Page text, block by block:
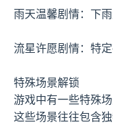
雨天温馨剧情：下
流星许愿剧情：特
特殊场景解锁
游戏中有一些特殊
这些场景往往包含